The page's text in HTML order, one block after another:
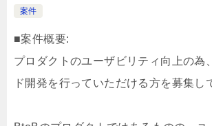
案件
■案件概要:
プロダクトのユーザビリティ向上の為
ド開発を行っていただける方を募集し